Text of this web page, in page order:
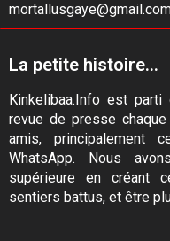
La petite histoire...
Kinkelibaa.Info est
revue de presse
amis, principalement
WhatsApp. Nous
supérieure en créant
sentiers battus, et être